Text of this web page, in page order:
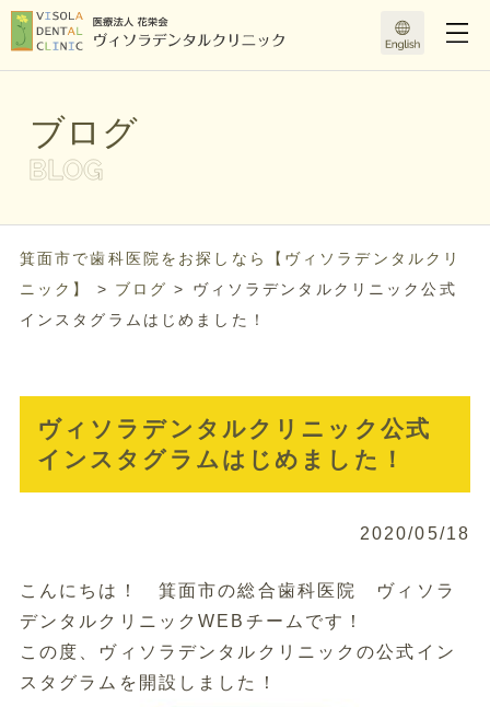
ブログ
箕面市で歯科医院をお探しなら【ヴィソラデンタルクリ
ニック】
> ブログ > ヴィソラデンタルクリニック公式
インスタグラムはじめました！
ヴィソラデンタルクリニック公式
インスタグラムはじめました！
2020/05/18
こんにちは！ 箕面市の総合歯科医院 ヴィソラ
デンタルクリニックWEBチームです！
この度、ヴィソラデンタルクリニックの公式イン
スタグラムを開設しました！